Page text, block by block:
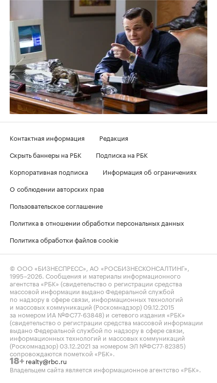
Контактная информация
Редакция
Скрыть баннеры на РБК
Подписка на РБК
Корпоративная подписка
Информация об ограничениях
О соблюдении авторских прав
Пользовательское соглашение
Политика в отношении обработки персональных данных
Политика обработки файлов cookie
© ООО «БИЗНЕСПРЕСС», АО «РОСБИЗНЕСКОНСАЛТИНГ»,
1995–2026. Сообщения и материалы информационного
агентства «РБК» (свидетельство о регистрации средства
массовой информации выдано Федеральной службой
по надзору в сфере связи, информационных технологий
и массовых коммуникаций (Роскомнадзор) 09.12.2015
за номером ИА №ФС77-63848) и сетевого издания «РБК»
(свидетельство о регистрации средства массовой информации
выдано Федеральной службой по надзору в сфере связи,
информационных технологий и массовых коммуникаций
(Роскомнадзор) 03.12.2021 за номером ЭЛ №ФС77-82385)
сопровождаются пометкой «РБК».
18+ realty@rbc.ru
Владельцем сайта является информационное агентство «РБК».